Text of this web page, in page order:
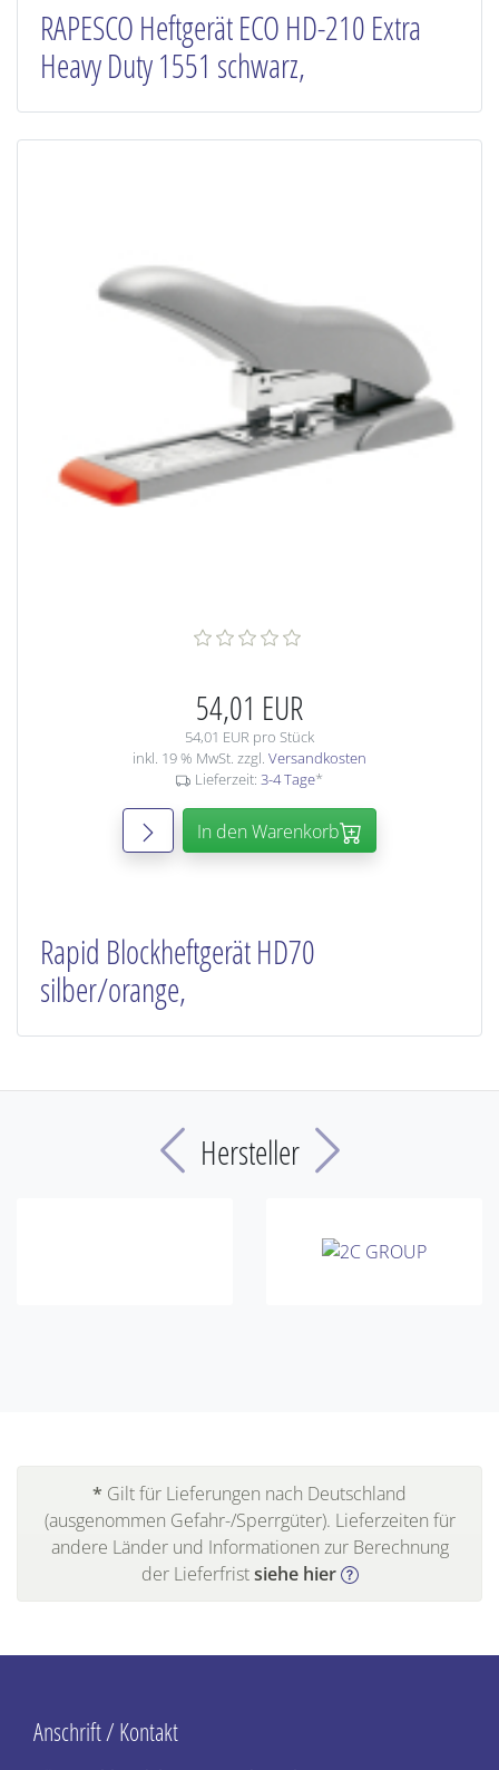
RAPESCO Heftgerät ECO HD-210 Extra
Heavy Duty 1551 schwarz,
54,01 EUR
54,01 EUR pro Stück
inkl. 19 % MwSt. zzgl. Versandkosten
Lieferzeit: 3-4 Tage*
In den Warenkorb
Rapid Blockheftgerät HD70
silber/orange,
Previous
Hersteller
* Gilt für Lieferungen nach Deutschland
(ausgenommen Gefahr-/Sperrgüter). Lieferzeiten für
andere Länder und Informationen zur Berechnung
der Lieferfristsiehe hier
Anschrift / Kontakt